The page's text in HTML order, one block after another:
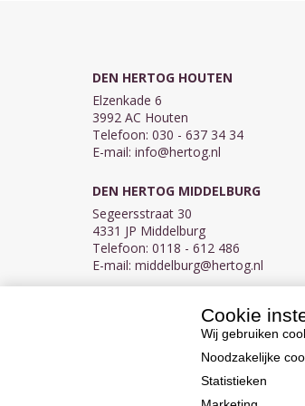
DEN HERTOG HOUTEN
Elzenkade 6
3992 AC Houten
Telefoon: 030 - 637 34 34
E-mail: info@hertog.nl
DEN HERTOG MIDDELBURG
Segeersstraat 30
4331 JP Middelburg
Telefoon: 0118 - 612 486
E-mail: middelburg@hertog.nl
BTW NL007450242B03
Cookie
Wij gebruiken
Noodzakelijke
Statistieken